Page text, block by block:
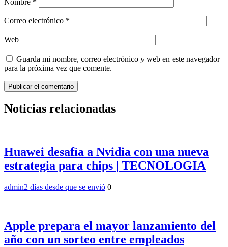
Correo electrónico *
Web
Guarda mi nombre, correo electrónico y web en este navegador
para la próxima vez que comente.
Noticias relacionadas
Huawei desafía a Nvidia con una nueva
estrategia para chips | TECNOLOGIA
admin2 días desde que se envió 0
Apple prepara el mayor lanzamiento del
año con un sorteo entre empleados